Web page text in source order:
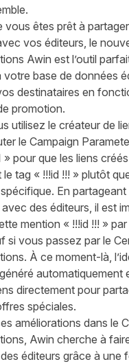
vous êtes prêt à
vos éditeurs, le
Awin est l’outil
votre base de données
destinataires en
promotion.
utilisez le créateur de
le Campaign
» pour que les liens
le tag « !!!id !!! » plutôt
spécifique. En
des éditeurs, il est
mention « !!!id !!! » par
si vous passez par le
À ce moment-là,
automatiquement
directement pour
spéciales.
améliorations dans le
Awin cherche à
des éditeurs grâce à une